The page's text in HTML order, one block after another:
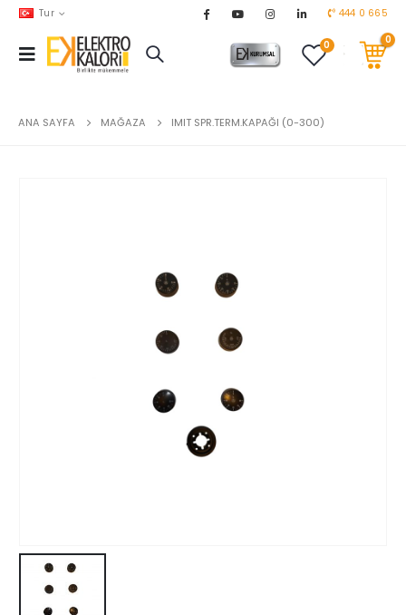
Tur 444 0 665
0 0
AKARYAKIT chevron_right
ANA SAYFA MAĞAZA IMIT SPR.TERM.KAPAĞI (0-300)